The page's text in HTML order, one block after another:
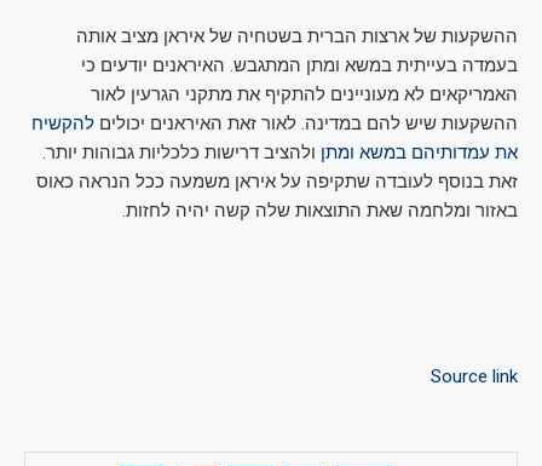
ההשקעות של ארצות הברית בשטחיה של איראן מציב אותה
בעמדה בעייתית במשא ומתן המתגבש. האיראנים יודעים כי
האמריקאים לא מעוניינים להתקיף את מתקני הגרעין לאור
ההשקעות שיש להם במדינה. לאור זאת האיראנים יכולים להקשיח
את עמדותיהם במשא ומתן ולהציב דרישות כלכליות גבוהות יותר.
זאת בנוסף לעובדה שתקיפה על איראן משמעה ככל הנראה כאוס
באזור ומלחמה שאת התוצאות שלה קשה יהיה לחזות.
Source link